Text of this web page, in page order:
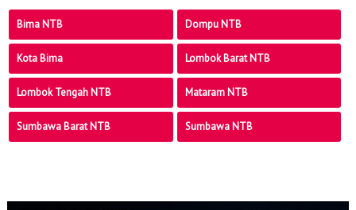
Bima NTB Dompu NTB
Kota Bima Lombok Barat NTB
Lombok Tengah NTB Mataram NTB
Sumbawa Barat NTB Sumbawa NTB